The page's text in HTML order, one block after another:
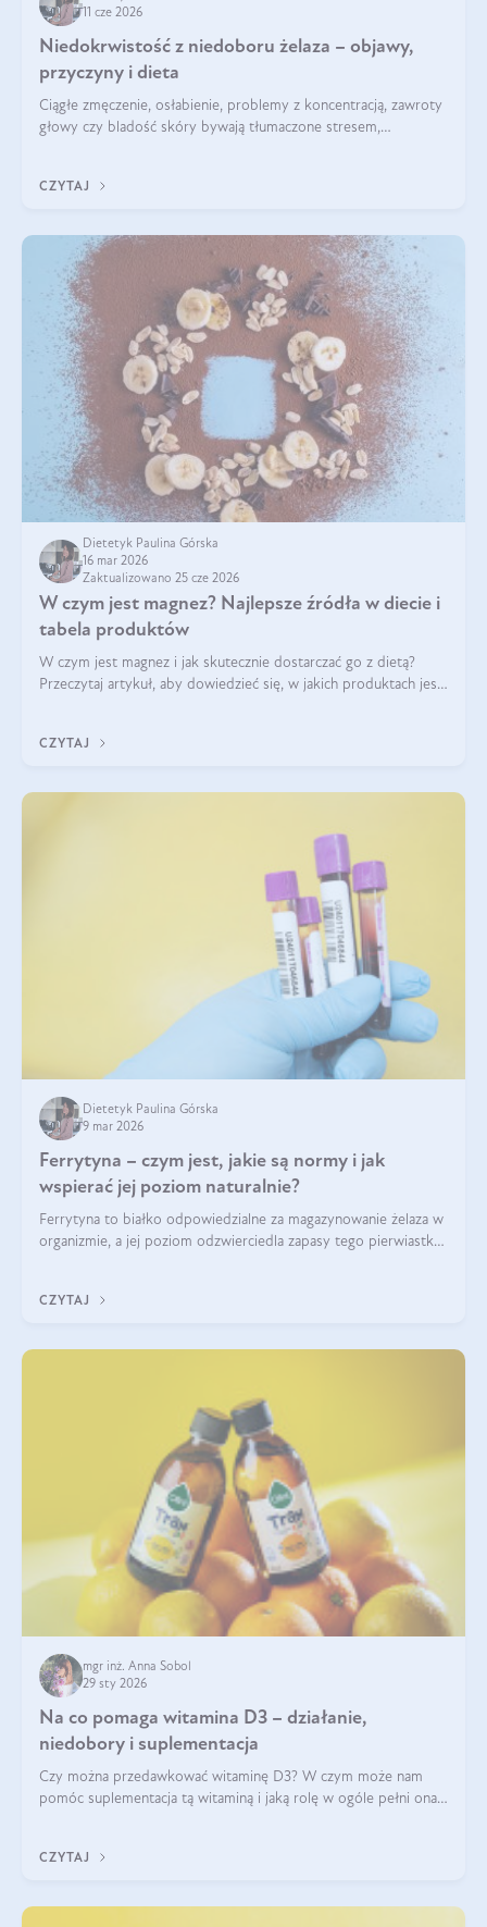
11 cze 2026
Niedokrwistość z niedoboru żelaza – objawy,
przyczyny i dieta
Ciągłe zmęczenie, osłabienie, problemy z koncentracją, zawroty
głowy czy bladość skóry bywają tłumaczone stresem,
CZYTAJ
Dietetyk Paulina Górska
16 mar 2026
Zaktualizowano 25 cze 2026
W czym jest magnez? Najlepsze źródła w diecie i
tabela produktów
W czym jest magnez i jak skutecznie dostarczać go z dietą?
Przeczytaj artykuł, aby dowiedzieć się, w jakich produktach jest
CZYTAJ
Dietetyk Paulina Górska
9 mar 2026
Ferrytyna – czym jest, jakie są normy i jak
wspierać jej poziom naturalnie?
Ferrytyna to białko odpowiedzialne za magazynowanie żelaza w
organizmie, a jej poziom odzwierciedla zapasy tego pierwiastka.
funkcjonowanie (
CZYTAJ
mgr inż. Anna Sobol
29 sty 2026
Na co pomaga witamina D3 – działanie,
niedobory i suplementacja
Czy można przedawkować witaminę D3? W czym może nam
pomóc suplementacja tą witaminą i jaką rolę w ogóle pełni ona
robić?
CZYTAJ